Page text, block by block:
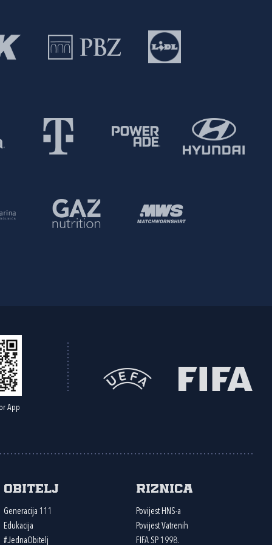
App
Obitelj
Generacija 111
Edukacija
#JednaObitelj
Riznica
Povijest HNS-a
Povijest Vatrenih
FIFA SP 1998.